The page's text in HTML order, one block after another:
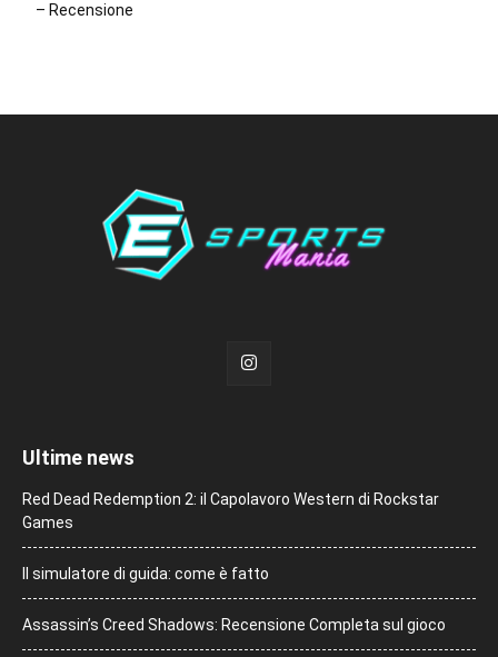
– Recensione
Ultime news
Red Dead Redemption 2: il Capolavoro Western di Rockstar
Games
Il simulatore di guida: come è fatto
Assassin’s Creed Shadows: Recensione Completa sul gioco